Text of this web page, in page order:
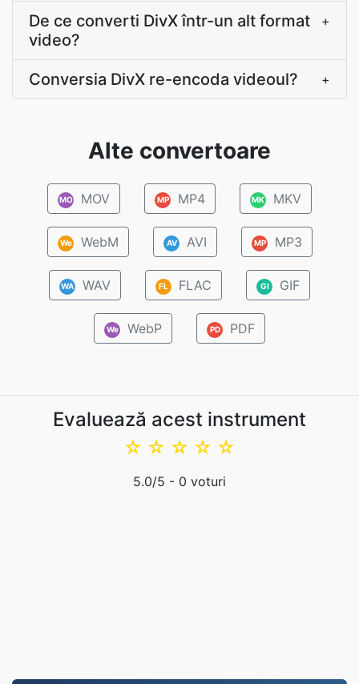
De ce converti DivX într-un alt format
video?
+
Conversia DivX re-encoda videoul? +
Alte convertoare
MO MOV MP MP4 MK MKV
We WebM AV AVI MP MP3
WA WAV FL FLAC GI GIF
We WebP PD PDF
Evaluează acest instrument
☆
☆
☆
☆
☆
5.0/5 - 0 voturi